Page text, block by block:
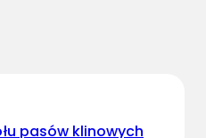
pasów klinowych